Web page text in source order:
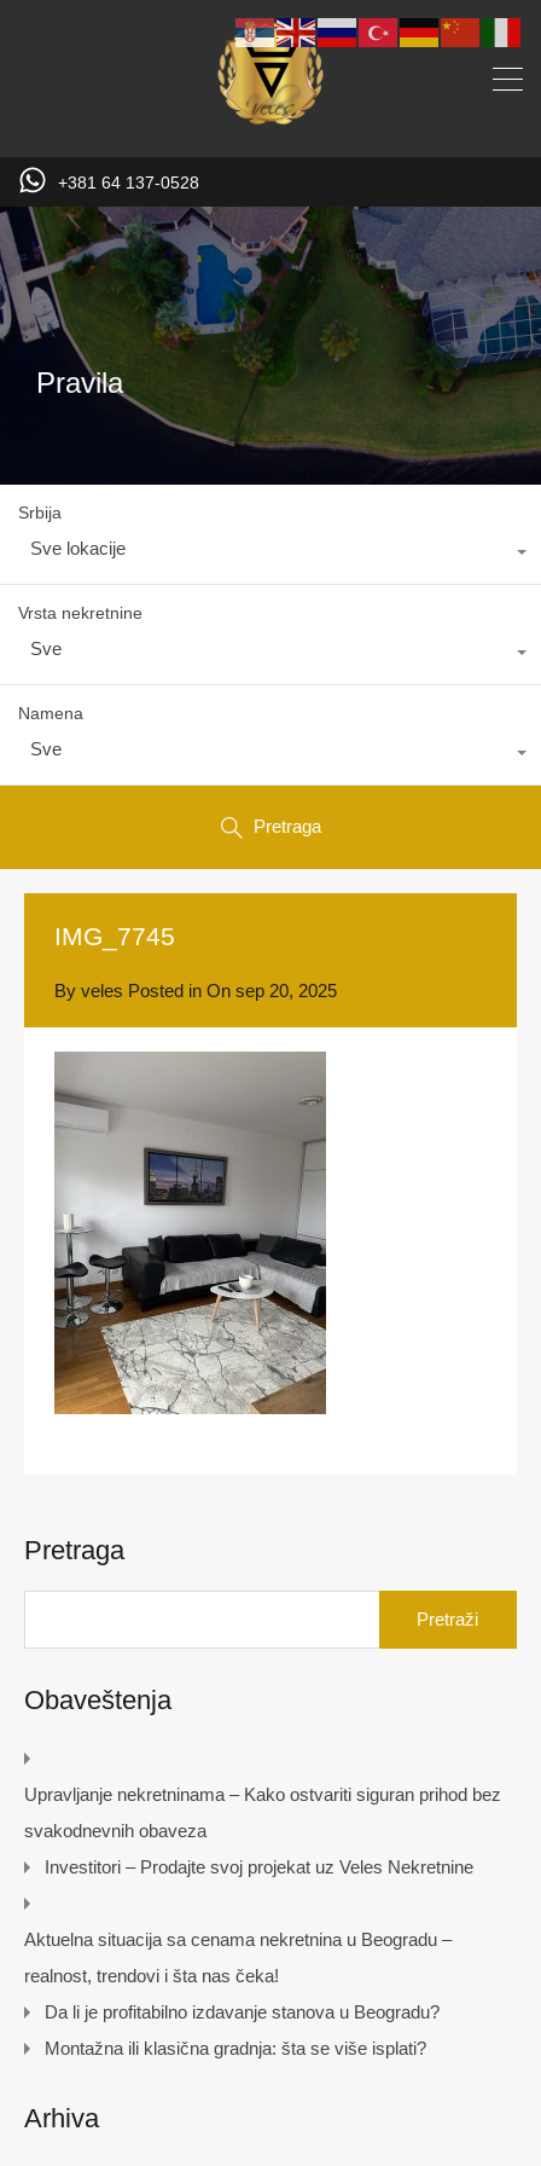
+381 64 137-0528
Pravila
Srbija
Sve lokacije
Vrsta nekretnine
Sve
Namena
Sve
Pretraga
IMG_7745
By veles Posted in On sep 20, 2025
Pretraga
Obaveštenja
Upravljanje nekretninama – Kako ostvariti siguran prihod bez
svakodnevnih obaveza
Investitori – Prodajte svoj projekat uz Veles Nekretnine
Aktuelna situacija sa cenama nekretnina u Beogradu –
realnost, trendovi i šta nas čeka!
Da li je profitabilno izdavanje stanova u Beogradu?
Montažna ili klasična gradnja: šta se više isplati?
Arhiva